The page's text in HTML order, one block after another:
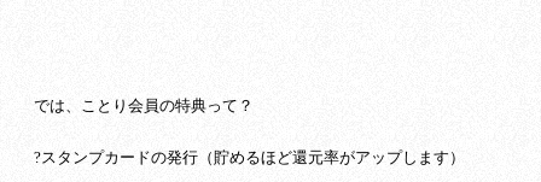
では、ことり会員の特典って？
?スタンプカードの発行（貯めるほど還元率がアップします）